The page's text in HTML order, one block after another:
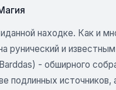
находке. Как и
и
- обширного
подлинных источников,